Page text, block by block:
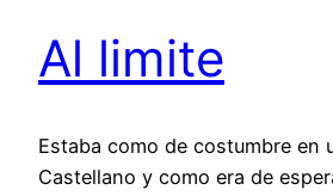
Al limite
Estaba como de costumbre en
Castellano y como era de